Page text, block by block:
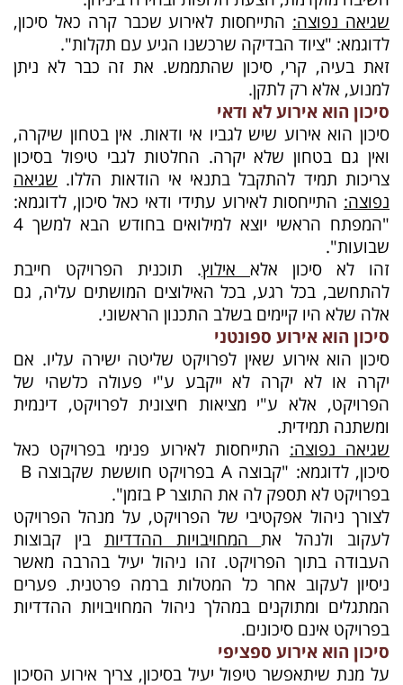
שגיאה נפוצה: התייחסות לאירוע שכבר קרה כאל סיכון,
לדוגמא: "ציוד הבדיקה שרכשנו הגיע עם תקלות".
זאת בעיה, קרי, סיכון שהתממש. את זה כבר לא ניתן
למנוע, אלא רק לתקן.
סיכון הוא אירוע לא ודאי
סיכון הוא אירוע שיש לגביו אי ודאות. אין בטחון שיקרה,
ואין גם בטחון שלא יקרה. החלטות לגבי טיפול בסיכון
צריכות תמיד להתקבל בתנאי אי הודאות הללו. שגיאה
נפוצה: התייחסות לאירוע עתידי ודאי כאל סיכון, לדוגמא:
"המפתח הראשי יוצא למילואים בחודש הבא למשך 4
שבועות".
זהו לא סיכון אלא אילוץ. תוכנית הפרויקט חייבת
להתחשב, בכל רגע, בכל האילוצים המושתים עליה, גם
אלה שלא היו קיימים בשלב התכנון הראשוני.
סיכון הוא אירוע ספונטני
סיכון הוא אירוע שאין לפרויקט שליטה ישירה עליו. אם
יקרה או לא יקרה לא ייקבע ע"י פעולה כלשהי של
הפרויקט, אלא ע"י מציאות חיצונית לפרויקט, דינמית
ומשתנה תמידית.
שגיאה נפוצה: התייחסות לאירוע פנימי בפרויקט כאל
סיכון, לדוגמא: "קבוצה A ‏בפרויקט חוששת שקבוצה B
בפרויקט לא תספק לה את התוצר P ‏ בזמן".
לצורך ניהול אפקטיבי של הפרויקט, על מנהל הפרויקט
לעקוב ולנהל אתהמחויבויות ההדדיות בין קבוצות
העבודה בתוך הפרויקט. זהו ניהול יעיל בהרבה מאשר
ניסיון לעקוב אחר כל המטלות ברמה פרטנית. פערים
המתגלים ומתוקנים במהלך ניהול המחויבויות ההדדיות
בפרויקט אינם סיכונים.
סיכון הוא אירוע ספציפי
על מנת שיתאפשר טיפול יעיל בסיכון, צריך אירוע הסיכון